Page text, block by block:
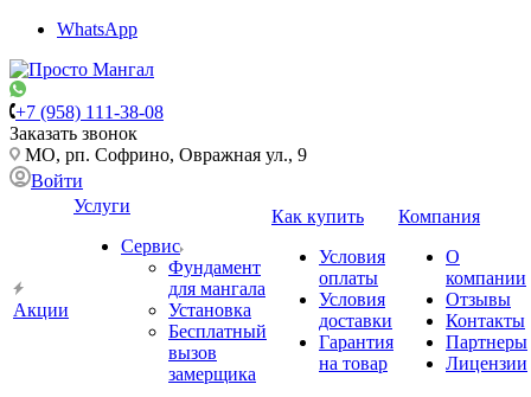
WhatsApp
+7 (958) 111-38-08
Заказать звонок
МО, рп. Софрино, Овражная ул., 9
Войти
Акции
Услуги
Сервис
Фундамент
для мангала
Установка
Бесплатный
вызов
замерщика
Как купить
Условия
оплаты
Условия
доставки
Гарантия
на товар
Компания
О
компании
Отзывы
Контакты
Партнеры
Лицензии